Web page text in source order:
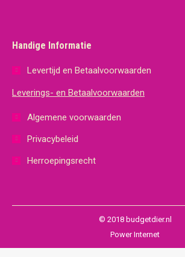
Handige Informatie
Levertijd en Betaalvoorwaarden
Leverings- en Betaalvoorwaarden
Algemene voorwaarden
Privacybeleid
Herroepingsrecht
© 2018 budgetdier.nl
Power Internet